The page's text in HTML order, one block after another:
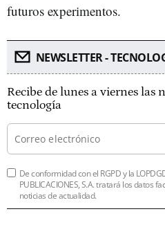
futuros experimentos.
NEWSLETTER -
Recibe de lunes a viernes las
tecnología
De conformidad con el RGPD y la
PUBLICACIONES, S.A. tratará los datos
noticias de actualidad.